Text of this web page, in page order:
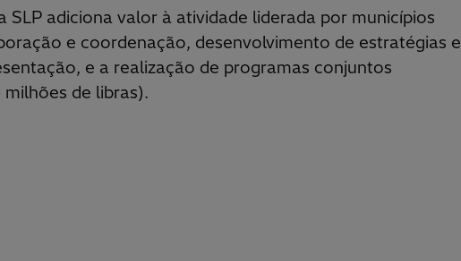
adiciona valor à atividade liderada por municípios
e coordenação, desenvolvimento de estratégias e
e a realização de programas conjuntos
de libras).